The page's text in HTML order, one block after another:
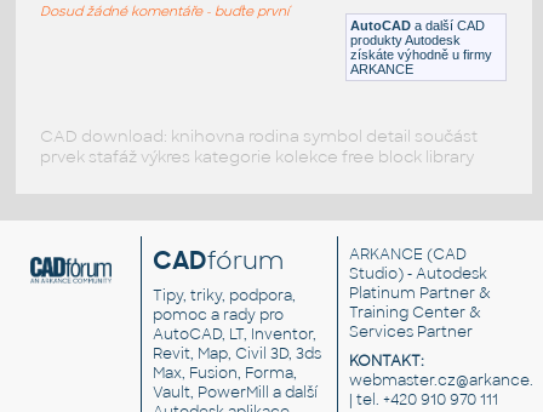
Konstrukční prvkyAutoCAD a další CAD
produkty Autodesk
získáte výhodně u firmy
ARKANCE
Dosud žádné komentáře - buďte první
CAD download: knihovna rodina symbol detail součást
prvek stafáž výkres kategorie kolekce free block library
CADfórum
Tipy, triky, podpora,
pomoc a rady pro
AutoCAD, LT, Inventor,
Revit, Map, Civil 3D, 3ds
Max, Fusion, Forma,
Vault, PowerMill a další
ARKANCE (CAD
Studio) - Autodesk
Platinum Partner &
Training Center &
Services Partner
KONTAKT:
| tel. +420 910 970 111